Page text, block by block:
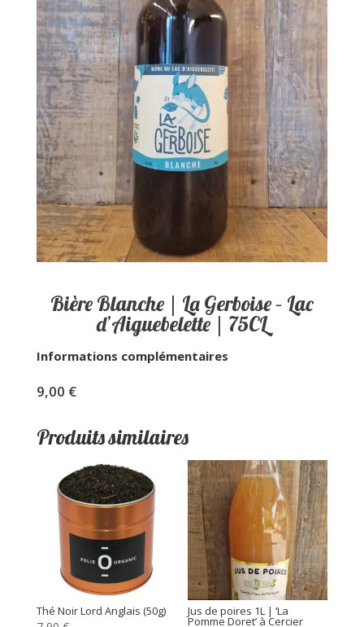
Bière Blanche | La Gerboise – Lac
d’Aiguebelette | 75CL
Informations complémentaires
9,00 €
Produits similaires
Thé Noir Lord Anglais (50g) Jus de poires 1L | ‘La
Pomme Doret’ à Cercier